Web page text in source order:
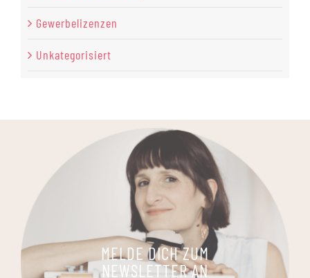
Gewerbelizenzen
Unkategorisiert
MELDE DICH ZUM
NEWSLETTER AN